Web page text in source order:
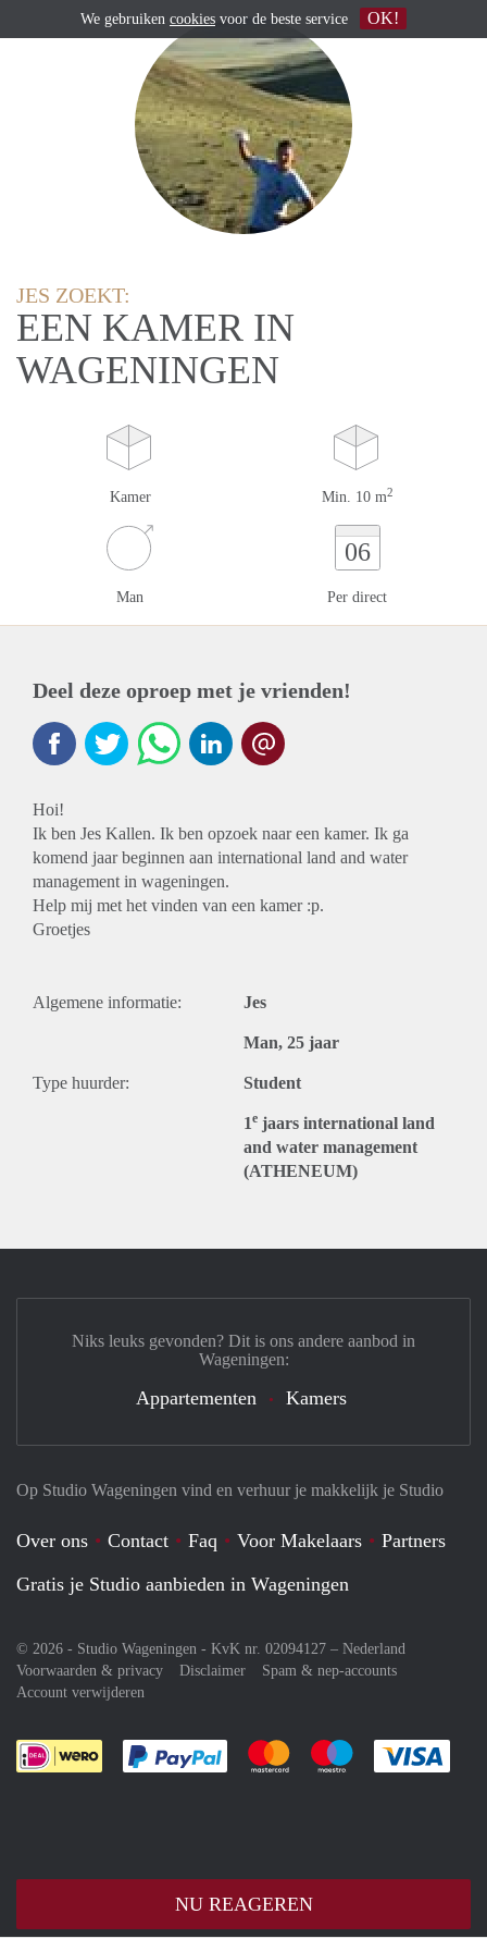
JES ZOEKT:
EEN KAMER IN
WAGENINGEN
Kamer Min. 10 m2
Man
06
Per direct
Deel deze oproep met je vrienden!
Hoi!
Ik ben Jes Kallen. Ik ben opzoek naar een kamer. Ik ga
komend jaar beginnen aan international land and water
management in wageningen.
Help mij met het vinden van een kamer :p.
Groetjes
Algemene informatie: Jes
Man, 25 jaar
Type huurder: Student
1e jaars international land
and water management
(ATHENEUM)
NU REAGEREN
Op Studio Wageningen vind en verhuur je makkelijk je Studio
Over ons Contact Faq Voor Makelaars
Partners
Gratis je Studio aanbieden in Wageningen
© 2026 - Studio Wageningen - KvK nr. 02094127 – Nederland
Voorwaarden & privacy
Disclaimer
Spam & nep-accounts
Account verwijderen
Je rekent gemakkelijk af met Paypal
Je rekent gemakkelijk af met
Je rekent
Niks leuks gevonden? Dit is ons andere aanbod in
Wageningen:
Appartementen Kamers
We gebruiken cookies voor de beste service OK!